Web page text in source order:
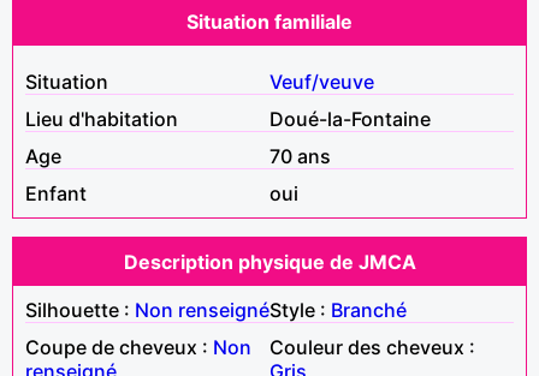
Situation familiale
Situation
Veuf/veuve
Lieu d'habitation
Doué-la-Fontaine
Age
70 ans
Enfant
oui
Description physique de JMCA
Silhouette : Non renseignéStyle : Branché
Coupe de cheveux : Non
renseigné
Couleur des cheveux :
Gris